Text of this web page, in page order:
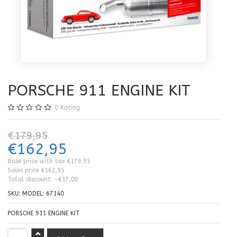
PORSCHE 911 ENGINE KIT
0 Rating
€179,95
€162,95
Base price with tax €179,95
Sales price €162,95
Total discount: -€17,00
SKU: MODEL: 67140
PORSCHE 911 ENGINE KIT